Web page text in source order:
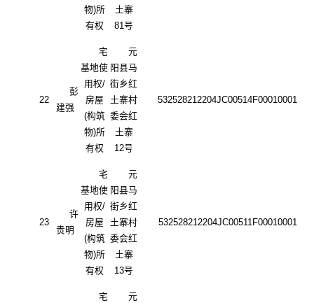
物)所
有权
土寨
81号
22
彭
建强
宅
基地使
用权/
房屋
(构筑
物)所
有权
元
阳县马
街乡红
土寨村
委会红
土寨
12号
532528212204JC00514F00010001
23
许
贵明
宅
基地使
用权/
房屋
(构筑
物)所
有权
元
阳县马
街乡红
土寨村
委会红
土寨
13号
532528212204JC00511F00010001
宅 元